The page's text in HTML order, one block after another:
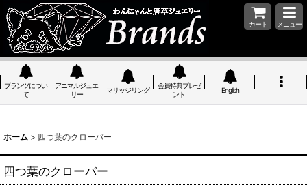
カート メニュー
ブランツについ
て
アニマルジュエ
リー
マリッジリング
会員特典プレゼ
ント
English
ホーム > 四つ葉のクローバー
四つ葉のクローバー